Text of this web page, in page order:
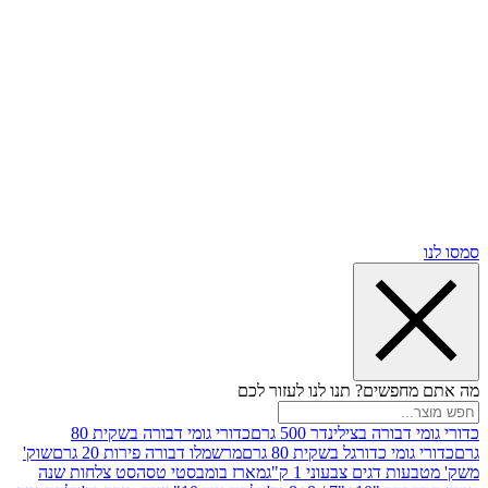
תנו לנו לעזור לכם
בצילינדר 500 גרם
כדורי גומי דבורה בשקית 80
כדורגל בשקית 80 גרם
מרשמלו דבורה פירות 20 גרם
שוק'
צבעוני 1 ק"ג
מארז בומבסטי טסהסט צלחות שנה